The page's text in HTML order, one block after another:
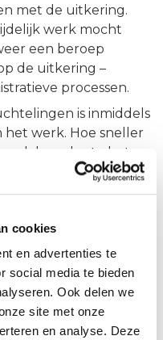
cookies
en advertenties te
social media te bieden
Ook delen we
site met onze
en analyse. Deze
met de uitkering.
werk mocht
een beroep
de uitkering –
processen.
is inmiddels
het werk. Hoe sneller
kan, des te beter
werken voor werk